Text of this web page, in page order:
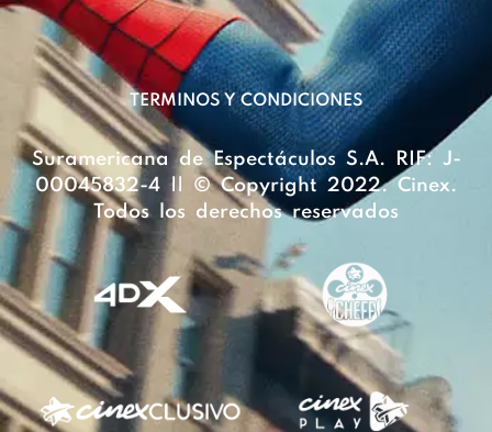
TERMINOS Y CONDICIONES
Suramericana de Espectáculos S.A. RIF: J-
00045832-4 || © Copyright 2022. Cinex.
Todos los derechos reservados